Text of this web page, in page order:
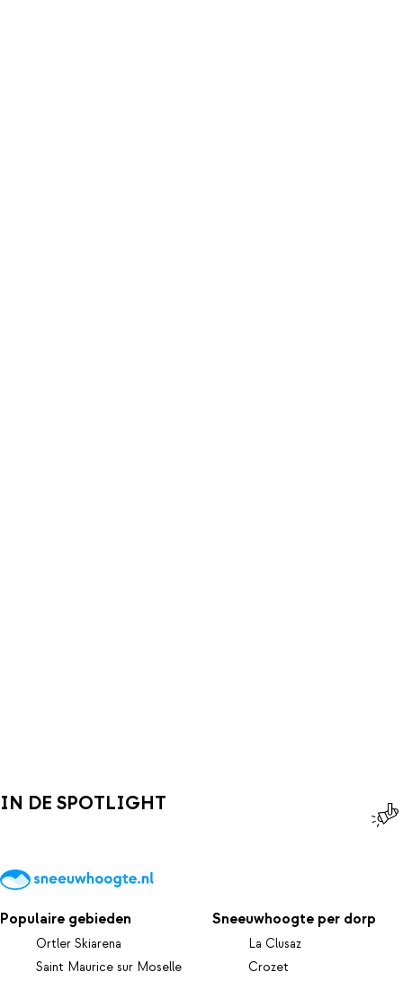
IN DE SPOTLIGHT
Populaire gebieden
Ortler Skiarena
Saint Maurice sur Moselle
Sneeuwhoogte per dorp
La Clusaz
Crozet